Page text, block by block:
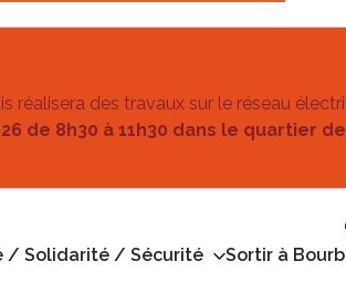
réalisera des travaux sur le réseau
de 8h30 à 11h30 dans le quartier
/ Solidarité / Sécurité
Sortir à